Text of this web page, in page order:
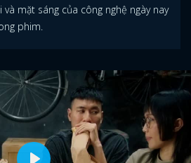
và mặt sáng của công nghệ ngày nay
phim.